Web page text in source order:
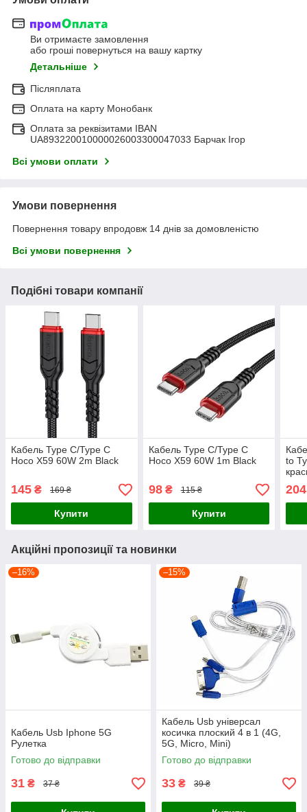
Ви отримаєте замовлення
або гроші повернуться на вашу картку
Детальніше
Післяплата
Оплата на карту Монобанк
Оплата за реквізитами IBAN
UA893220010000026003300047033 Барчак Ігор
Всі умови оплати
Умови повернення
Повернення товару впродовж 14 днів за домовленістю
Всі умови повернення
Подібні товари компанії
Кабель Type C/Type C
Hoco X59 60W 2m Black
145 ₴ 169 ₴
Купити
Кабель Type C/Type C
Hoco X59 60W 1m Black
98₴ 115 ₴
Купити
to
204
Акційні пропозиції та новинки
–16%
Кабель Usb Iphone 5G
Рулетка
Готово до відправки
31 ₴ 37 ₴
–15%
Кабель Usb універсал
косичка плоский 4 в 1 (4G,
5G, Micro, Mini)
Готово до відправки
33 ₴ 39 ₴